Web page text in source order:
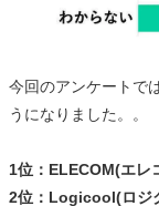
今回のアンケートで
うになりました。。
1位：ELECOM(エ
2位：Logicool(ロジ